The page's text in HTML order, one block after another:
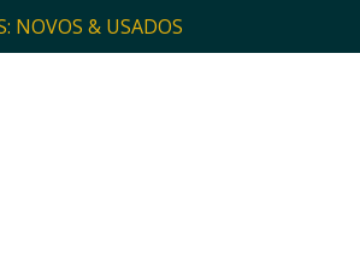
NOVOS & USADOS